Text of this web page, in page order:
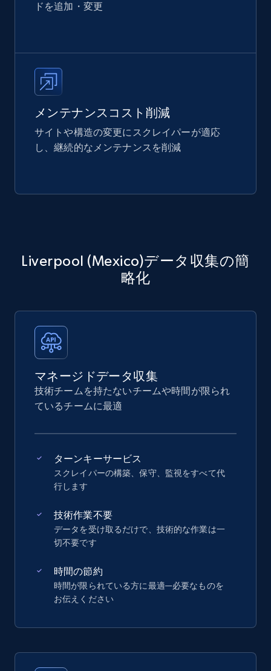
ドを追加・変更
メンテナンスコスト削減
サイトや構造の変更にスクレイパーが適応
し、継続的なメンテナンスを削減
Liverpool (Mexico)データ収集の簡
略化
マネージドデータ収集
技術チームを持たないチームや時間が限られ
ているチームに最適
ターンキーサービス
スクレイパーの構築、保守、監視をすべて代
行します
技術作業不要
データを受け取るだけで、技術的な作業は一
切不要です
時間の節約
時間が限られている方に最適—必要なものを
お伝えください